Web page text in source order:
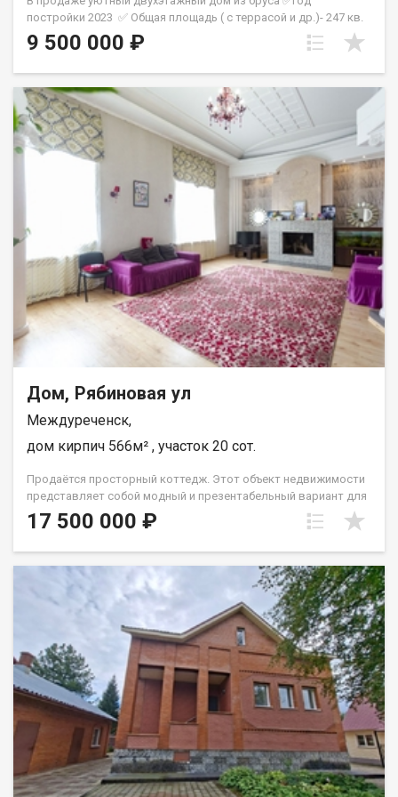
постройки 2023 ✅ Общая площадь ( с террасой и др.)- 247 кв.
М., ✅ жилая -120 кв. М. ✅ На первом этаже расположена
кухня- гостиная 40 кв. М., с обеденной зоной, 2 комнаты ( 15 и
инструментальная, можно сделать гардеробную. ✅ Имеется
большой и хороший подвал ✅ Второй этаж мансардный
✅ Осталось много строительных материалов (доски,
утеплитель, шумоизоляция). Для комфортного отдыха
предусмотрена терраса, площадью 40 кв. М., где можно
наслаждаться свежим воздухом. На участке есть все
необходимое для отдыха: зона барбекю и просторная
площадка для игр. Земельный участок 10 сот. 13 сот. В
аренде. Поставили одну теплицу, огород еще не разработан,
посажено много клубники, смородина, яблони, слива, малина.
Очень крутое расположение дома, рядом лес, речка, и
уединение. Ходили за грибами, ловили рыбу, и всё это
шаговой доступности. Назовите при звонке данный номер
объявления - 541456 Номер объекта: 541456. Ольга
9 500 000 ₽
Дом, Рябиновая ул
Междуреченск,
дом кирпич 566м² , участок 20 сот.
Продаётся просторный коттедж. Этот объект недвижимости
представляет собой модный и презентабельный вариант для
тех, кто ценит стиль и комфорт. Коттедж имеет уникальный
дизайнерский ремонт, который придает ему особый шарм и
жилье, выполненное в современном стиле, подчеркнет ваш
высокий статус и вкус. Этот вариант жилья идеально
подойдет для семей с детьми, так как здесь предусмотрено
все необходимое для комфортного проживания и отдыха.
Просторные комнаты, уютные зоны отдыха, современная
кухня – всё это делает этот коттедж идеальным местом для
семейной жизни. Кроме того, этот объект недвижимости
является оптимальным вариантом для инвестиций.
Благодаря своему престижному расположению, удобствам и
качественному ремонту, он будет пользоваться
популярностью как среди постоянных жителей, так и среди
туристов. Не упустите уникальную возможность стать
обладателем этого престижного коттеджа! Свяжитесь с нами
прямо сейчас и мы организуем для вас просмотр объекта и
17 500 000 ₽